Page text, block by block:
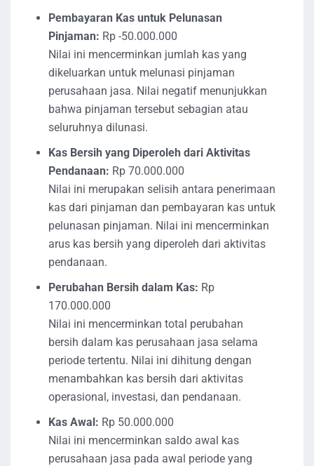
Pembayaran Kas untuk Pelunasan
Pinjaman: Rp -50.000.000
Nilai ini mencerminkan jumlah kas yang
dikeluarkan untuk melunasi pinjaman
perusahaan jasa. Nilai negatif menunjukkan
bahwa pinjaman tersebut sebagian atau
seluruhnya dilunasi.
Kas Bersih yang Diperoleh dari Aktivitas
Pendanaan: Rp 70.000.000
Nilai ini merupakan selisih antara penerimaan
kas dari pinjaman dan pembayaran kas untuk
pelunasan pinjaman. Nilai ini mencerminkan
arus kas bersih yang diperoleh dari aktivitas
pendanaan.
Perubahan Bersih dalam Kas: Rp
170.000.000
Nilai ini mencerminkan total perubahan
bersih dalam kas perusahaan jasa selama
periode tertentu. Nilai ini dihitung dengan
menambahkan kas bersih dari aktivitas
operasional, investasi, dan pendanaan.
Kas Awal: Rp 50.000.000
Nilai ini mencerminkan saldo awal kas
perusahaan jasa pada awal periode yang